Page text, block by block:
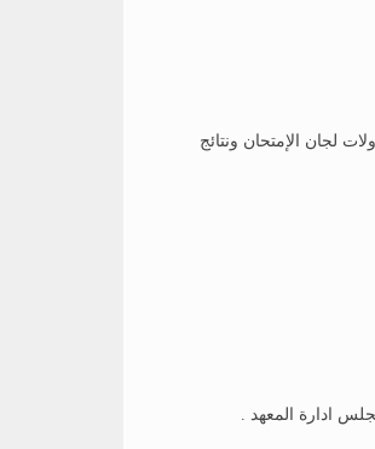
لجان الإمتحان ونتائج
ادارة المعهد .